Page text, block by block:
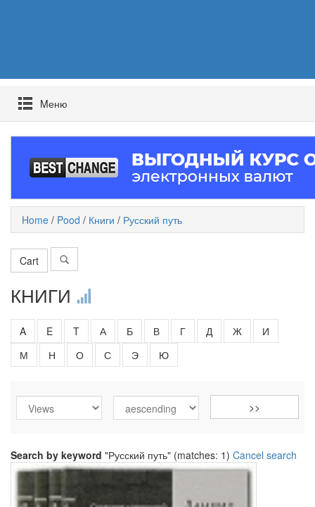
Mеню
Home / Pood / Книги / Русский путь
Cart
КНИГИ
A E T А Б В Г Д Ж
И
М
Н О С Э Ю
Search by keyword "Русский путь" (matches: 1) Cancel search